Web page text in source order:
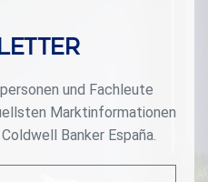
und Fachleute
Marktinformationen
Banker España.